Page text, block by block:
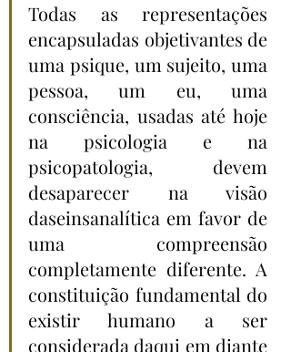
Todas as representações
encapsuladas objetivantes de
uma psique, um sujeito, uma
pessoa, um eu, uma
consciência, usadas até hoje
na psicologia e na
psicopatologia, devem
desaparecer na visão
daseinsanalítica em favor de
uma compreensão
completamente diferente. A
constituição fundamental do
existir humano a ser
considerada daqui em diante